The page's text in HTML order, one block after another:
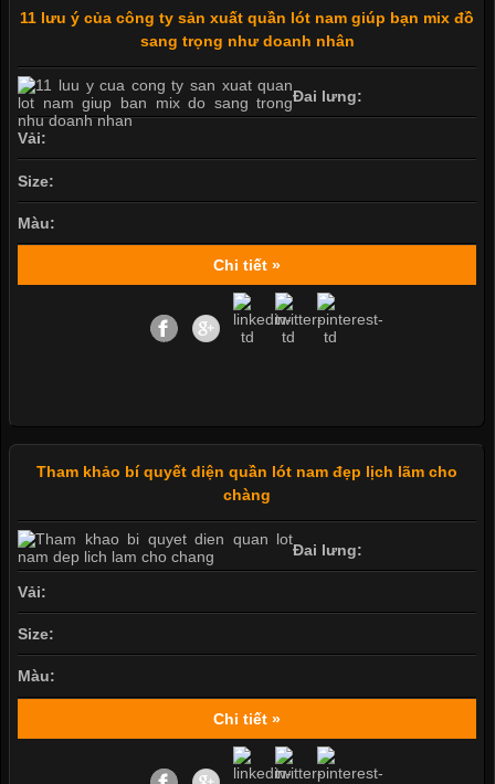
11 lưu ý của công ty sản xuất quần lót nam giúp bạn mix đồ
sang trọng như doanh nhân
Đai lưng:
Vải:
Size:
Màu:
Chi tiết »
Tham khảo bí quyết diện quần lót nam đẹp lịch lãm cho
chàng
Đai lưng:
Vải:
Size:
Màu:
Chi tiết »